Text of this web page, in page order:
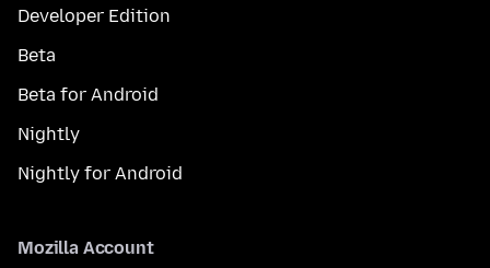
Developer Edition
Beta
Beta for Android
Nightly
Nightly for Android
Mozilla Account